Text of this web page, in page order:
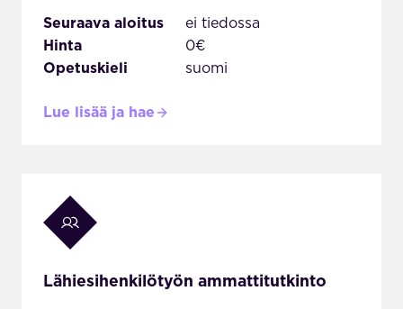
Seuraava aloitus
ei tiedossa
Hinta
0€
Opetuskieli
suomi
Lue lisää ja hae
Lähiesihenkilötyön ammattitutkinto